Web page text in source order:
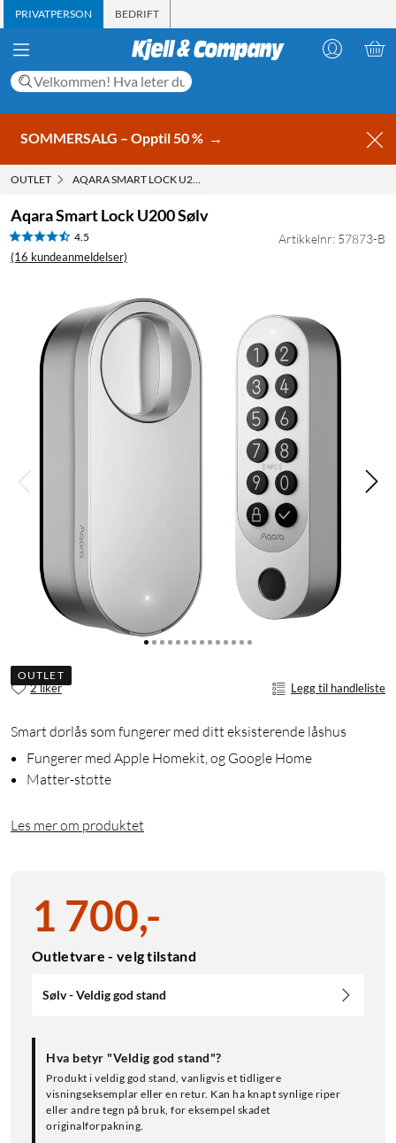
PRIVATPERSON BEDRIFT
SOMMERSALG – Opptil 50 % →
OUTLET AQARA SMART LOCK U200 SØLV
Aqara Smart Lock U200 Sølv
4.5
(16 kundeanmeldelser)
Artikkelnr: 57873-B
OUTLET
2 liker Legg til handleliste
Smart dørlås som fungerer med ditt eksisterende låshus
Fungerer med Apple Homekit, og Google Home
Matter-støtte
Les mer om produktet
1 700,-
Outletvare - velg tilstand
Sølv - Veldig god stand
Hva betyr "Veldig god stand"?
Produkt i veldig god stand, vanligvis et tidligere
visningseksemplar eller en retur. Kan ha knapt synlige riper
eller andre tegn på bruk, for eksempel skadet
originalforpakning.